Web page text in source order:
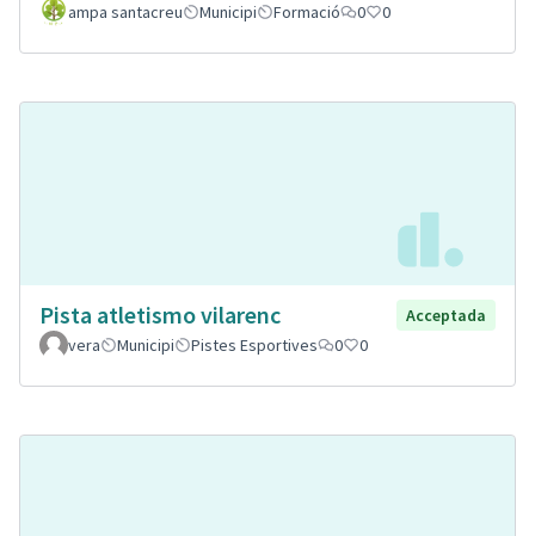
ampa santacreu Municipi Formació 0 0
Pista atletismo vilarenc
Acceptada
vera
Municipi Pistes Esportives 0 0